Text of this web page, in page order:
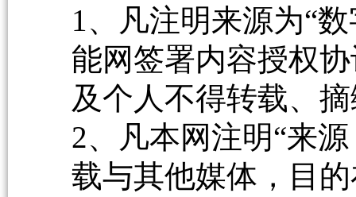
1、凡注明来源为“
能网签署内容授权
及个人不得转载、
2、凡本网注明“来
载与其他媒体，目